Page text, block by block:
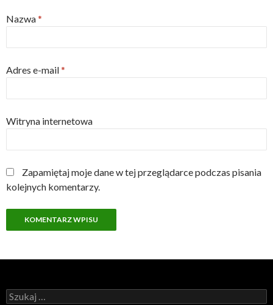
Nazwa*
Adres e-mail*
Witryna internetowa
Zapamiętaj moje dane w tej przeglądarce podczas pisania
kolejnych komentarzy.
Szukaj: